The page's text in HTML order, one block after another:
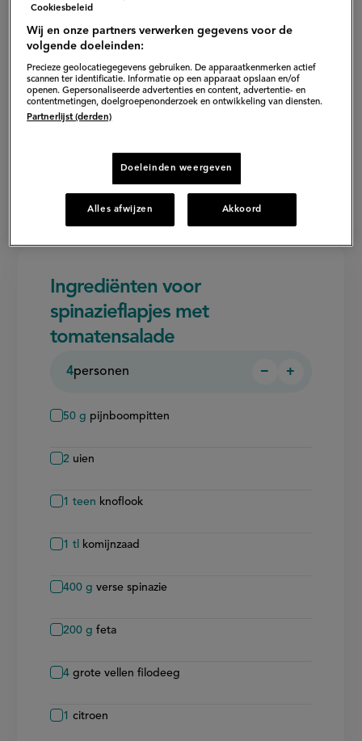
Ingrediënten voor
spinazieflapjes met
tomatensalade
4personen
Persoon
−
Persoon
+
50 g pijnboompitten
2 uien
1 teen knoflook
1 tl komijnzaad
400 g verse spinazie
200 g feta
4 grote vellen filodeeg
1 citroen
Cookiesbeleid
Wij en onze partners verwerken gegevens voor de
volgende doeleinden:
Precieze geolocatiegegevens gebruiken. De apparaatkenmerken actief
scannen ter identificatie. Informatie op een apparaat opslaan en/of
openen. Gepersonaliseerde advertenties en content, advertentie- en
contentmetingen, doelgroepenonderzoek en ontwikkeling van diensten.
Partnerlijst (derden)
Doeleinden weergeven
Alles afwijzen Akkoord